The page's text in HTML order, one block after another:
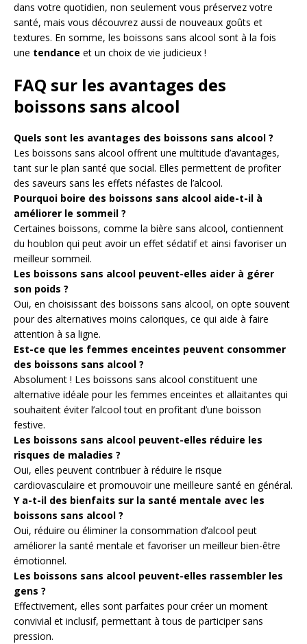
dans votre quotidien, non seulement vous préservez votre
santé, mais vous découvrez aussi de nouveaux goûts et
textures. En somme, les boissons sans alcool sont à la fois
une tendance et un choix de vie judicieux !
FAQ sur les avantages des
boissons sans alcool
Quels sont les avantages des boissons sans alcool ?
Les boissons sans alcool offrent une multitude d’avantages,
tant sur le plan santé que social. Elles permettent de profiter
des saveurs sans les effets néfastes de l’alcool.
Pourquoi boire des boissons sans alcool aide-t-il à
améliorer le sommeil ?
Certaines boissons, comme la bière sans alcool, contiennent
du houblon qui peut avoir un effet sédatif et ainsi favoriser un
meilleur sommeil.
Les boissons sans alcool peuvent-elles aider à gérer
son poids ?
Oui, en choisissant des boissons sans alcool, on opte souvent
pour des alternatives moins caloriques, ce qui aide à faire
attention à sa ligne.
Est-ce que les femmes enceintes peuvent consommer
des boissons sans alcool ?
Absolument ! Les boissons sans alcool constituent une
alternative idéale pour les femmes enceintes et allaitantes qui
souhaitent éviter l’alcool tout en profitant d’une boisson
festive.
Les boissons sans alcool peuvent-elles réduire les
risques de maladies ?
Oui, elles peuvent contribuer à réduire le risque
cardiovasculaire et promouvoir une meilleure santé en général.
Y a-t-il des bienfaits sur la santé mentale avec les
boissons sans alcool ?
Oui, réduire ou éliminer la consommation d’alcool peut
améliorer la santé mentale et favoriser un meilleur bien-être
émotionnel.
Les boissons sans alcool peuvent-elles rassembler les
gens ?
Effectivement, elles sont parfaites pour créer un moment
convivial et inclusif, permettant à tous de participer sans
pression.